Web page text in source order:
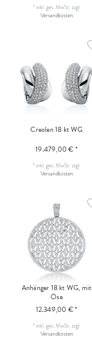
* inkl. ges. MwSt.zzgl.
Versandkosten
Creolen 18 kt WG
19.479,00 € *
* inkl. ges. MwSt.zzgl.
Versandkosten
Anhänger 18 kt WG, mit
Öse
12.349,00 € *
* inkl. ges. MwSt.zzgl.
Versandkosten